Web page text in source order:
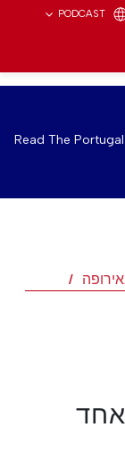
PODCAST
Read The